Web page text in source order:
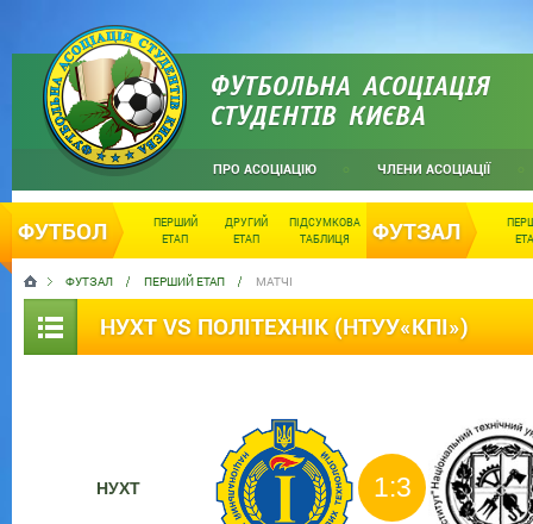
ФУТБОЛЬНА АСОЦІАЦІЯ
СТУДЕНТІВ КИЄВА
ПРО АСОЦІАЦІЮ ЧЛЕНИ АСОЦІАЦІЇ
ФУТБОЛ
ПЕРШИЙ
ЕТАП
ДРУГИЙ
ЕТАП
ПІДСУМКОВА
ТАБЛИЦЯ
ФУТЗАЛ
ФУТЗАЛ ПЕРШИЙ ЕТАП МАТЧІ
НУХТ VS ПОЛІТЕХНІК (НТУУ«КПІ»)
НУХТ 1:3